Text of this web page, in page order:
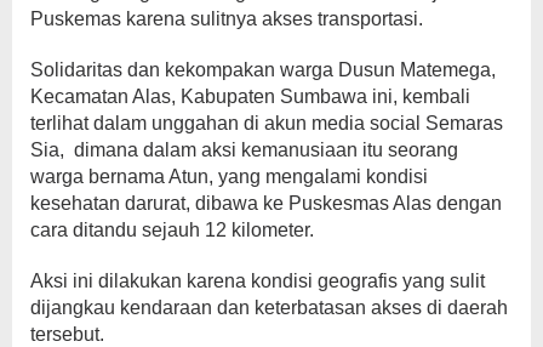
Puskemas karena sulitnya akses transportasi.
Solidaritas dan kekompakan warga Dusun Matemega,
Kecamatan Alas, Kabupaten Sumbawa ini, kembali
terlihat dalam unggahan di akun media social Semaras
Sia, dimana dalam aksi kemanusiaan itu seorang
warga bernama Atun, yang mengalami kondisi
kesehatan darurat, dibawa ke Puskesmas Alas dengan
cara ditandu sejauh 12 kilometer.
Aksi ini dilakukan karena kondisi geografis yang sulit
dijangkau kendaraan dan keterbatasan akses di daerah
tersebut.